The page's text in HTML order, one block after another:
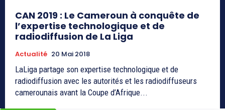
CAN 2019 : Le Cameroun à conquête de
l’expertise technologique et de
radiodiffusion de La Liga
Actualité 20 Mai 2018
LaLiga partage son expertise technologique et de
radiodiffusion avec les autorités et les radiodiffuseurs
camerounais avant la Coupe d’Afrique...